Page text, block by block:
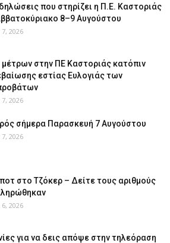
που στηρίζει η Π.Ε. Καστοριάς
8–9 Αυγούστου
2026
στην ΠΕ Καστοριάς κατόπιν
εστίας Ευλογιάς των
2026
σήμερα Παρασκευή 7 Αυγούστου
2026
στο Τζόκερ – Δείτε τους αριθμούς
2026
για να δεις απόψε στην τηλεόραση